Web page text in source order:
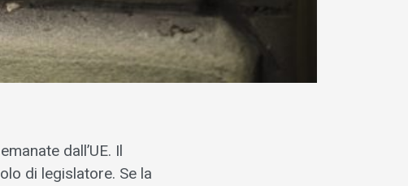
dall’UE. Il
di legislatore. Se la